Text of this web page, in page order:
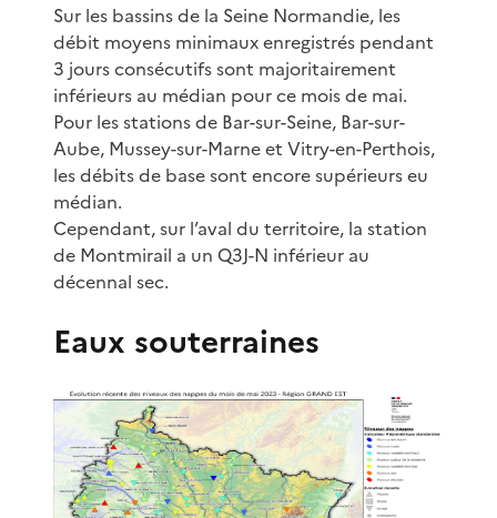
Sur les bassins de la Seine Normandie, les
débit moyens minimaux enregistrés pendant
3 jours consécutifs sont majoritairement
inférieurs au médian pour ce mois de mai.
Pour les stations de Bar-sur-Seine, Bar-sur-
Aube, Mussey-sur-Marne et Vitry-en-Perthois,
les débits de base sont encore supérieurs eu
médian.
Cependant, sur l’aval du territoire, la station
de Montmirail a un Q3J-N inférieur au
décennal sec.
Eaux souterraines